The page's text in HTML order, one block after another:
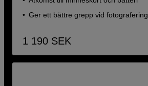
Ger ett bättre grepp vid fotografering
1 190 SEK